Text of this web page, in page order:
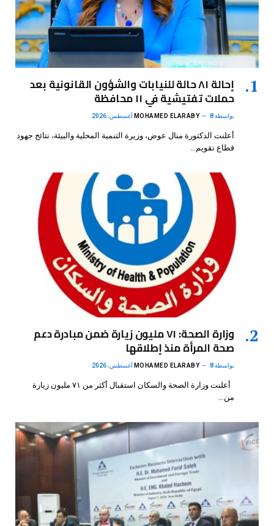
إحالة ٨١ حالة للنيابات والشؤون القانونية بعد
حملات تفتيشية في ١١ محافظة
بواسطة MOHAMED ELARABY 8 أغسطس، 2026
أعلنت الدكتورة منال عوض، وزيرة التنمية المحلية والبيئة، نتائج جهود
قطاع تقويم…
وزارة الصحة: ٧١ مليون زيارة ضمن مبادرة دعم
صحة المرأة منذ إطلاقها
بواسطة MOHAMED ELARABY 8 أغسطس، 2026
أعلنت وزارة الصحة والسكان استقبال أكثر من ٧١ مليون زيارة
من…